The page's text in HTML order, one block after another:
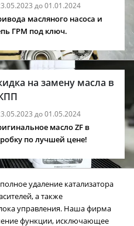
до 01.01.2024
масляного насоса и
ГРМ под ключ.
на замену масла в
до 01.05.2024
масло ZF в
по лучшей цене!
удаление катализатора
а также
управления. Наша фирма
функции, исключающее